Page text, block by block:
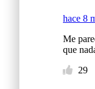
hace 8
Me
que
29